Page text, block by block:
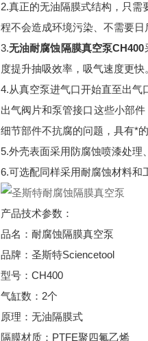
2.真正的无油隔膜式结构，只
程不会造成环境污染、不需要日
3.无油耐腐蚀隔膜真空泵CH400
度提升抽吸效率，吸气速度更快
4.从真空泵进气口开始直至出
出气阀片和泵管接口这些小部
细节部件不抗腐的问题，具有*
5.外壳表面采用防腐蚀喷漆处理
6.可选配同样采用耐腐蚀材料和
产品技术参数：
品名：耐腐蚀隔膜真空泵
品牌：圣斯特Sciencetool
型号：CH400
气缸数：2个
原理：无油隔膜式
隔膜材质：PTFE聚四氟乙烯